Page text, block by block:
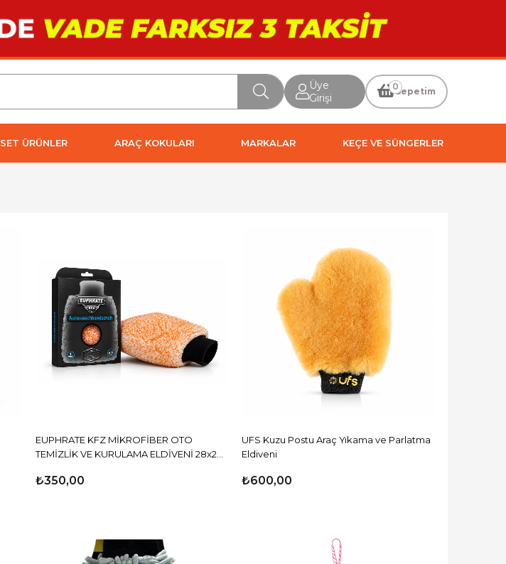
Üye
Girişi
Sepetim
0
SET ÜRÜNLER ARAÇ KOKULARI MARKALAR KEÇE VE SÜNGERLER
EUPHRATE KFZ MİKROFİBER OTO
TEMİZLİK VE KURULAMA ELDİVENİ 28x22
₺350,00
UFS Kuzu Postu Araç Yıkama ve Parlatma
Eldiveni
₺600,00